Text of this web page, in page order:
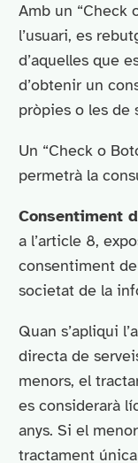
Amb un “Check
l’usuari, es
d’aquelles que
d’obtenir un
pròpies o les de
Un “Check o
permetrà la
Consentiment
a l’article 8,
consentiment
societat de la
Quan s’apliqui
directa de
menors, el
es considerarà
anys. Si el
tractament